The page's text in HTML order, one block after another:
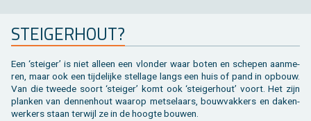
STEI­GER­HOUT?
Een ‘stei­ger’ is niet al­leen een vlon­der waar boten en sche­pen aan­me­
ren, maar ook een tij­de­lij­ke stel­la­ge langs een huis of pand in op­bouw.
Van die twee­de soort ‘stei­ger’ komt ook ‘stei­ger­hout’ voort. Het zijn
plan­ken van den­nen­hout waar­op met­se­laars, bouw­vak­kers en da­ken­
wer­kers staan ter­wijl ze in de hoog­te bou­wen.